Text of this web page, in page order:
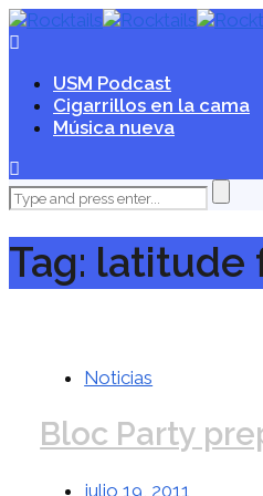
USM Podcast
Cigarrillos en la cama
Música nueva
Tag: latitude
Noticias
Bloc Party
julio 19, 2011